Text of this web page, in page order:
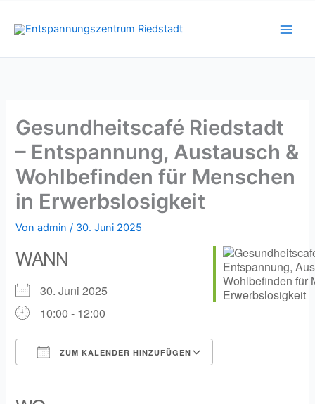
Inhalt
Gesundheitscafé Riedstadt
– Entspannung, Austausch &
Wohlbefinden für Menschen
in Erwerbslosigkeit
Vonadmin/ 30. Juni 2025
WANN
30. Juni 2025
10:00 - 12:00
ZUM KALENDER HINZUFÜGEN